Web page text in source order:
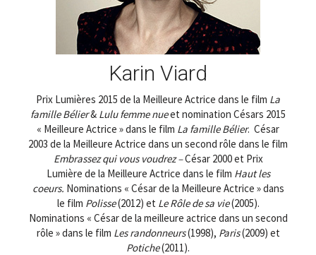
Karin Viard
Prix Lumières 2015 de la Meilleure Actrice dans le film La
famille Bélier& Lulu femme nueet nomination Césars 2015
« Meilleure Actrice » dans le film La famille Bélier. César
2003 de la Meilleure Actrice dans un second rôle dans le film
Embrassez qui vous voudrez–César 2000 et Prix
Lumière de la Meilleure Actrice dans le film Haut les
coeurs. Nominations « César de la Meilleure Actrice » dans
le film Polisse(2012) et Le Rôle de sa vie(2005).
Nominations « César de la meilleure actrice dans un second
rôle » dans le film Les randonneurs(1998), Paris(2009) et
Potiche(2011).